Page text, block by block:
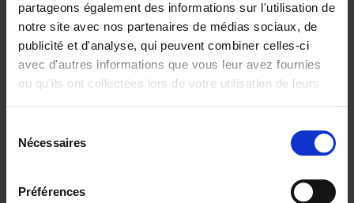
partageons également des informations sur l'utilisation de
notre site avec nos partenaires de médias sociaux, de
publicité et d'analyse, qui peuvent combiner celles-ci
avec d'autres informations que vous leur avez fournies
ou qu'ils ont collectées lors de votre utilisation de leurs
Nécessaires
Préférences
Ajouter au panier
The Digital Leadership
Practice Test